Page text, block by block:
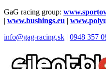
GaG racing group:
| www.bushings.eu |
info@gag-racing.sk | 0948 357